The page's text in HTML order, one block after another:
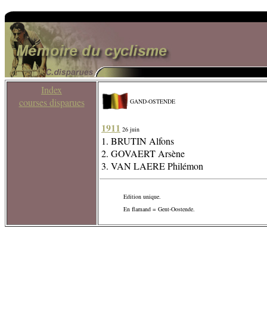
Index
courses disparues
GAND-OSTENDE
1911 26 juin
1. BRUTIN Alfons
2. GOVAERT Arsène
3. VAN LAERE Philémon
Edition unique.
En flamand = Gent-Oostende.